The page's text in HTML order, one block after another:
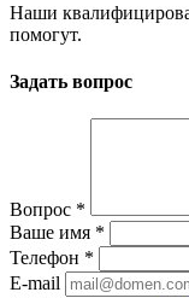
Наши
помогут.
Задать вопрос
Вопрос *
Ваше имя *
Телефон *
E-mail